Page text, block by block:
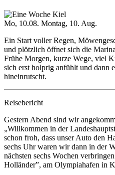
Mo, 10.08. Montag, 10. Aug.
Ein Start voller Regen,
und plötzlich öffnet sich die
Frühe Morgen, kurze Wege, viel
sich erst holprig anfühlt und dann
hineinrutscht.
Reisebericht
Gestern Abend sind wir
„Willkommen in der
schon froh, dass unser Auto den
sechs Uhr waren wir dann in der
nächsten sechs Wochen
Holländer”, am Olympiahafen in